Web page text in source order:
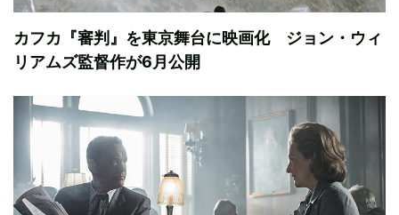
カフカ『審判』を東京舞台に映画化 ジョン・ウィ
リアムズ監督作が6月公開